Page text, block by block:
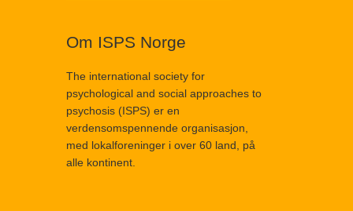
Om ISPS Norge
The international society for
psychological and social approaches to
psychosis (ISPS) er en
verdensomspennende organisasjon,
med lokalforeninger i over 60 land, på
alle kontinent.